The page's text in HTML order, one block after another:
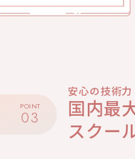
POINT
03
安心の技術力
国内最
スクー